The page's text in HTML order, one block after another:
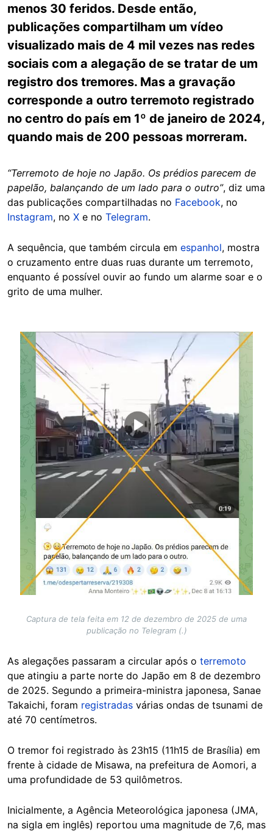
menos 30 feridos. Desde então,
publicações compartilham um vídeo
visualizado mais de 4 mil vezes nas redes
sociais com a alegação de se tratar de um
registro dos tremores. Mas a gravação
corresponde a outro terremoto registrado
no centro do país em 1º de janeiro de 2024,
quando mais de 200 pessoas morreram.
“Terremoto de hoje no Japão. Os prédios parecem de
papelão, balançando de um lado para o outro”, diz uma
das publicações compartilhadas no Facebook, no
Instagram, no X e no Telegram.
A sequência, que também circula em espanhol, mostra
o cruzamento entre duas ruas durante um terremoto,
enquanto é possível ouvir ao fundo um alarme soar e o
grito de uma mulher.
Image
Captura de tela feita em 12 de dezembro de 2025 de uma
publicação no Telegram (.)
As alegações passaram a circular após o terremoto
que atingiu a parte norte do Japão em 8 de dezembro
de 2025. Segundo a primeira-ministra japonesa, Sanae
Takaichi, foram registradas várias ondas de tsunami de
até 70 centímetros.
O tremor foi registrado às 23h15 (11h15 de Brasília) em
frente à cidade de Misawa, na prefeitura de Aomori, a
uma profundidade de 53 quilômetros.
Inicialmente, a Agência Meteorológica japonesa (JMA,
na sigla em inglês) reportou uma magnitude de 7,6, mas